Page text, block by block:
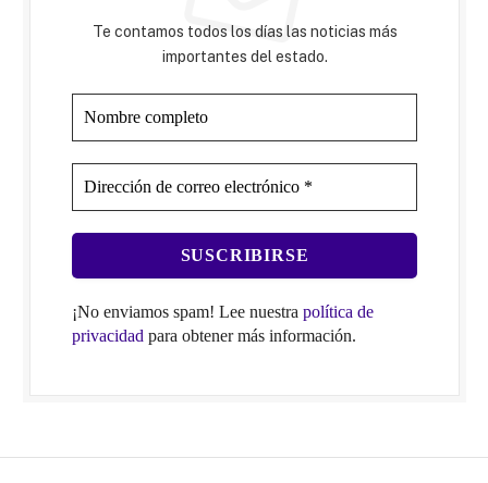
Te contamos todos los días las noticias más
importantes del estado.
¡No enviamos spam! Lee nuestra política de
privacidad para obtener más información.